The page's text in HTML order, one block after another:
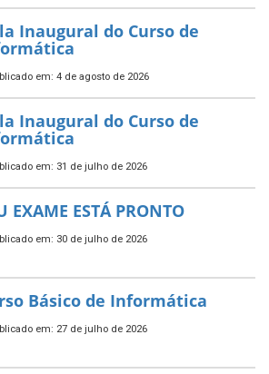
Inaugural do Curso de
em: 4 de agosto de 2026
Inaugural do Curso de
em: 31 de julho de 2026
EXAME ESTÁ PRONTO
em: 30 de julho de 2026
Básico de Informática
em: 27 de julho de 2026